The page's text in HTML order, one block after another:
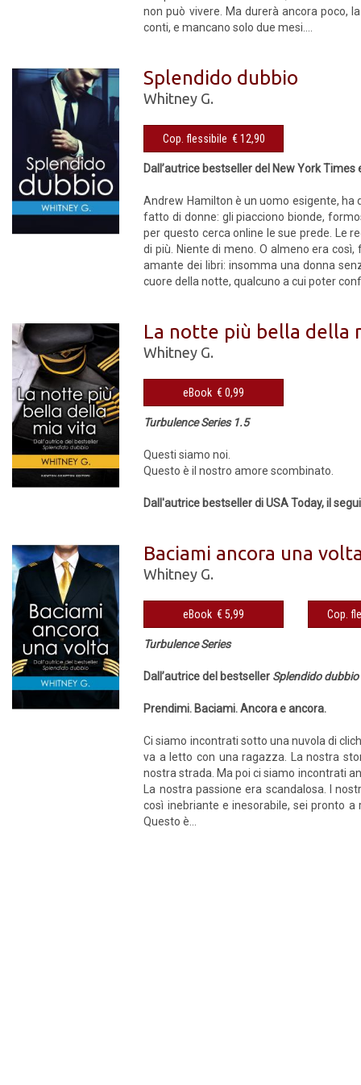
non può vivere. Ma durerà ancora poco,
conti, e mancano solo due mesi....
Splendido dubbio
Whitney G.
Cop. flessibile € 12,90
Dall’autrice bestseller del New York Times
Andrew Hamilton è un uomo esigente, ha
fatto di donne: gli piacciono bionde,
per questo cerca online le sue prede. Le
di più. Niente di meno. O almeno era
amante dei libri: insomma una donna
cuore della notte, qualcuno a cui poter
La notte più bella della
Whitney G.
eBook € 0,99
Turbulence Series 1.5
Questi siamo noi.
Questo è il nostro amore scombinato.
Dall'autrice bestseller di USA Today, il
Baciami ancora una
Whitney G.
eBook € 5,99
Turbulence Series
Dall’autrice del bestseller Splendido dubbio
Prendimi. Baciami. Ancora e ancora.
Ci siamo incontrati sotto una nuvola di
va a letto con una ragazza. La nostra
nostra strada. Ma poi ci siamo incontrati
La nostra passione era scandalosa. I
così inebriante e inesorabile, sei pronto
Questo è...